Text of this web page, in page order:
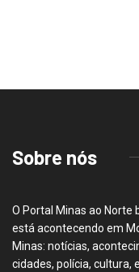
Sobre nós
O Portal Minas ao Norte
está acontecendo em
Minas: notícias,
cidades, polícia, cultura,